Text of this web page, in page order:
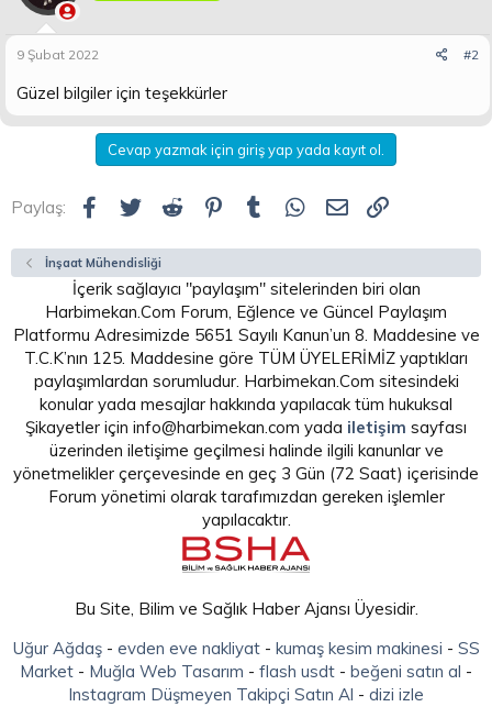
9 Şubat 2022 #2
Güzel bilgiler için teşekkürler
Cevap yazmak için giriş yap yada kayıt ol.
Paylaş: Facebook
Twitter Reddit Pinterest
Tumblr WhatsApp
E-posta
İnşaat Mühendisliği
İçerik sağlayıcı "paylaşım" sitelerinden biri olan
Harbimekan.Com Forum, Eğlence ve Güncel Paylaşım
Platformu Adresimizde 5651 Sayılı Kanun’un 8. Maddesine ve
T.C.K’nın 125. Maddesine göre TÜM ÜYELERİMİZ yaptıkları
paylaşımlardan sorumludur. Harbimekan.Com sitesindeki
konular yada mesajlar hakkında yapılacak tüm hukuksal
Şikayetler için info@harbimekan.com yada iletişim sayfası
üzerinden iletişime geçilmesi halinde ilgili kanunlar ve
yönetmelikler çerçevesinde en geç 3 Gün (72 Saat) içerisinde
Forum yönetimi olarak tarafımızdan gereken işlemler
yapılacaktır.
Bu Site, Bilim ve Sağlık Haber Ajansı Üyesidir.
Uğur Ağdaş- evden eve nakliyat- kumaş kesim makinesi - SS
Market - Muğla Web Tasarım - flash usdt - beğeni satın al -
Instagram Düşmeyen Takipçi Satın Al - dizi izle